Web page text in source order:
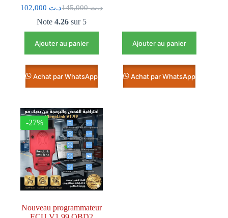
د.ت145,000 د.ت
Note4.26 sur 5
Ajouter au panier
Achat par WhatsApp
Ajouter au panier
Achat par WhatsApp
-27%
Nouveau programmateur